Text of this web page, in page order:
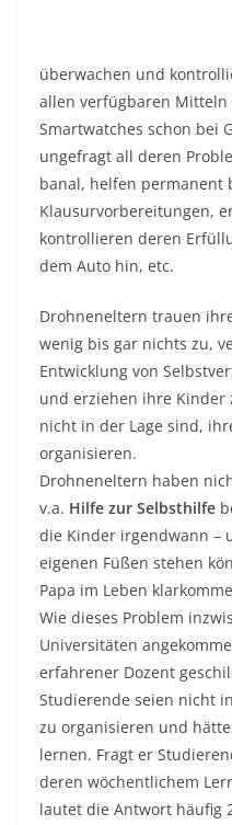
überwachen und
allen verfügbaren
Smartwatches schon bei
ungefragt all deren
banal, helfen permanent
Klausurvorbereitungen,
kontrollieren deren
dem Auto hin, etc.
Drohneneltern trauen
wenig bis gar nichts zu,
Entwicklung von
und erziehen ihre Kinder
nicht in der Lage sind,
organisieren.
Drohneneltern haben
v.a. Hilfe zur Selbsthilfe
die Kinder irgendwann –
eigenen Füßen stehen
Papa im Leben
Wie dieses Problem
Universitäten
erfahrener Dozent
Studierende seien nicht
zu organisieren und
lernen. Fragt er
deren wöchentlichem
lautet die Antwort häufig